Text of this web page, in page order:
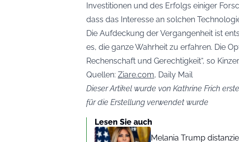
Investitionen und des Erfolgs einiger
dass das Interesse an solchen
Die Aufdeckung der Vergangenheit ist
es, die ganze Wahrheit zu erfahren. Die
Rechenschaft und Gerechtigkeit“, so Kinzer.
Quellen: Ziare.com, Daily Mail
Dieser Artikel wurde von Kathrine Frich
für die Erstellung verwendet wurde
Lesen Sie auch
Melania Trump